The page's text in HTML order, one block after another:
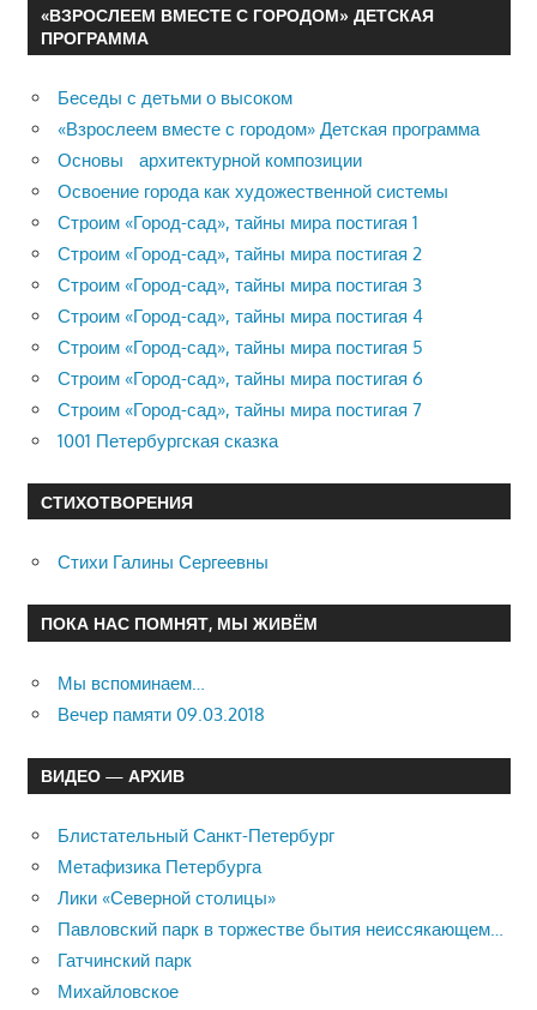
«ВЗРОСЛЕЕМ ВМЕСТЕ С ГОРОДОМ» ДЕТСКАЯ
ПРОГРАММА
Беседы с детьми о высоком
«Взрослеем вместе с городом» Детская программа
Основы архитектурной композиции
Освоение города как художественной системы
Строим «Город-сад», тайны мира постигая 1
Строим «Город-сад», тайны мира постигая 2
Строим «Город-сад», тайны мира постигая 3
Строим «Город-сад», тайны мира постигая 4
Строим «Город-сад», тайны мира постигая 5
Строим «Город-сад», тайны мира постигая 6
Строим «Город-сад», тайны мира постигая 7
1001 Петербургская сказка
СТИХОТВОРЕНИЯ
Стихи Галины Сергеевны
ПОКА НАС ПОМНЯТ, МЫ ЖИВЁМ
Мы вспоминаем…
Вечер памяти 09.03.2018
ВИДЕО — АРХИВ
Блистательный Санкт-Петербург
Метафизика Петербурга
Лики «Северной столицы»
Павловский парк в торжестве бытия неиссякающем…
Гатчинский парк
Михайловское